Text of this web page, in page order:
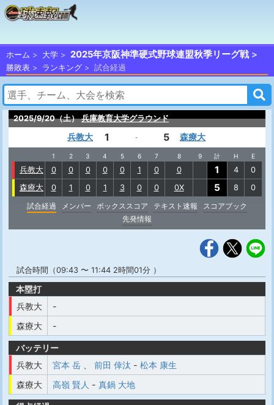
ホーム 大学 2025年京阪神準硬式野球連盟秋季リーグ戦
勝敗表 ランキング 試合経過
2025/9/20（土） 兵庫教育大学グラウンド
兵教大 1 - 5 森療大
1 2 3 4 5 6 7 8 9 計 H E
兵教大 0 0 0 0 0 1 0 0 1 4
0
森療大
0 1 0 1 3 0 0 0X 5 8
0
試合経過
メンバー ボックススコア テキスト速報
スコアブック
先発情報
試合時間（09:43 〜 11:44 2時間01分 ）
本塁打
兵教大
-
森療大
-
バッテリー
兵教大
宮本 岳 前田 倖汰 - 松本 康生
森療大
高嶺 賢人 - 真鍋 大地